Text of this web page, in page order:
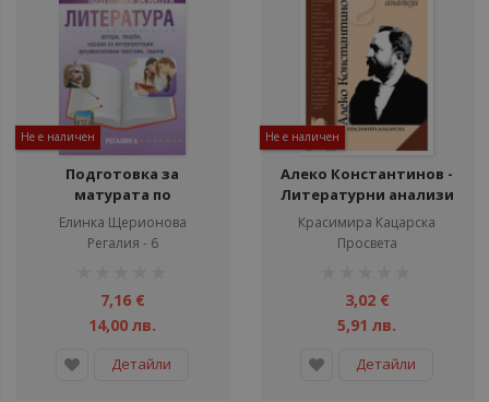
Не е наличен
Подготовка за
матурата по
литература за 11. - 12.
клас
Елинка Щерионова
Регалия - 6
7,16 €
14,00 лв.
Детайли
Не е наличен
Алеко Константинов -
Литературни анализи
Красимира Кацарска
Просвета
3,02 €
5,91 лв.
Детайли